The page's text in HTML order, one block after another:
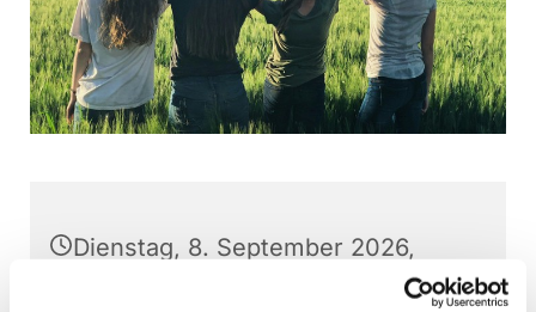
Dienstag, 8. September 2026,